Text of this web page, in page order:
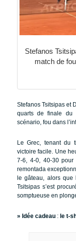
Stefanos
match de
Stefanos Tsitsipas et
quarts de finale du
scénario, fou dans
Le Grec, tenant du
victoire facile. Une
7-6, 4-0, 40-30 pour
remontada
le gâteau, alors
Tsitsipas s’est
somptueuse en
» Idée cadeau : le t-